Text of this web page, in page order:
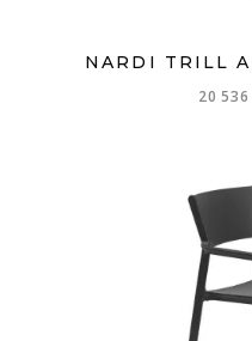
NARDI TRILL
20